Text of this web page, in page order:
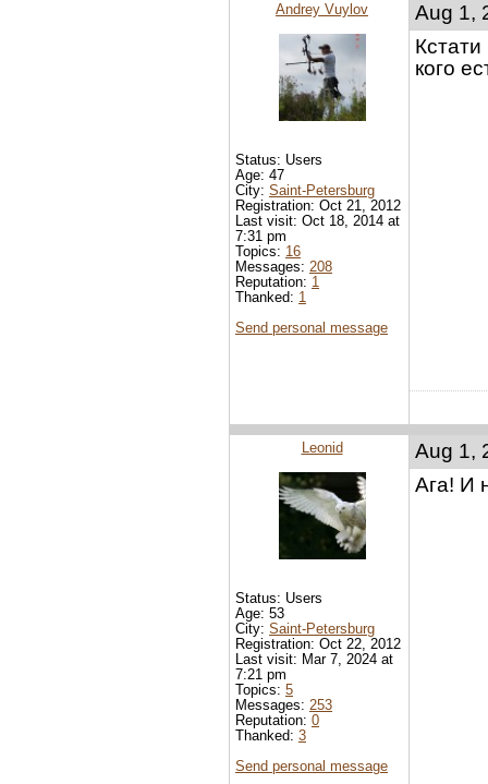
Aug 1,
Кстати
кого
Andrey Vuylov
Status: Users
Age: 47
City: Saint-Petersburg
Registration: Oct 21, 2012
Last visit: Oct 18, 2014 at
7:31 pm
Topics: 16
Messages: 208
Reputation: 1
Thanked: 1
Send personal message
Aug 1,
Ага! И
Leonid
Status: Users
Age: 53
City: Saint-Petersburg
Registration: Oct 22, 2012
Last visit: Mar 7, 2024 at
7:21 pm
Topics: 5
Messages: 253
Reputation: 0
Thanked: 3
Send personal message